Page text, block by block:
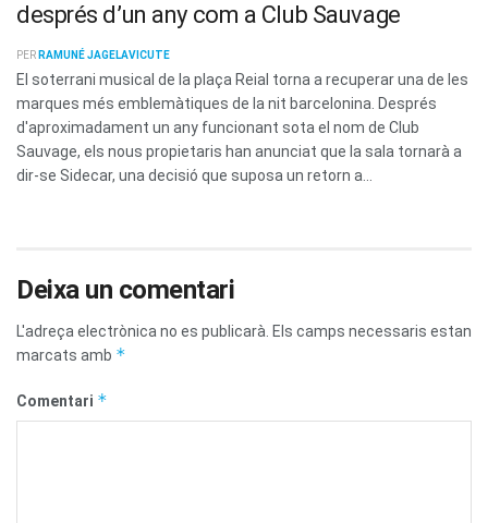
després d’un any com a Club Sauvage
PER RAMUNÉ JAGELAVICUTE
El soterrani musical de la plaça Reial torna a recuperar una de les
marques més emblemàtiques de la nit barcelonina. Després
d'aproximadament un any funcionant sota el nom de Club
Sauvage, els nous propietaris han anunciat que la sala tornarà a
dir-se Sidecar, una decisió que suposa un retorn a...
Deixa un comentari
L'adreça electrònica no es publicarà. Els camps necessaris estan
marcats amb *
Comentari *